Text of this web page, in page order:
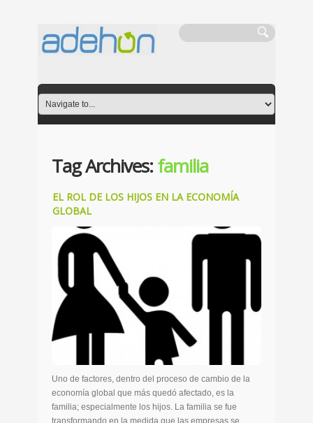
Tag Archives:familia
EL ROL DE LOS HIJOS EN LA ECONOMÍA
GLOBAL
Uno de factores, dentro del proceso de cambio de la
economía global que más quedó afectado, es la
familia; especialmente los hijos. La familia se fue